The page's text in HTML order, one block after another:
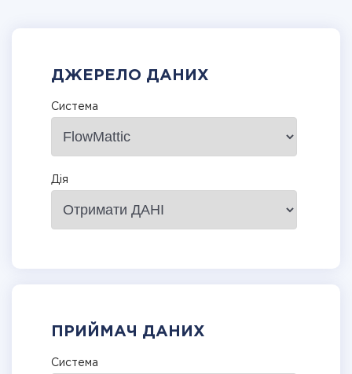
ДЖЕРЕЛО ДАНИХ
Система
Дія
ПРИЙМАЧ ДАНИХ
Система